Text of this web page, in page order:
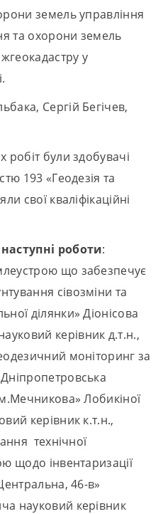
земель управління
та охорони земель
у
Сергій Бегічев,
робіт були здобувачі
193 «Геодезія та
свої кваліфікаційні
роботи:
що забезпечує
сівозміни та
ділянки» Діонісова
керівник д.т.н.,
моніторинг за
Лобикіної
керівник к.т.н.,
технічної
щодо інвентаризації
46-в»
науковий керівник